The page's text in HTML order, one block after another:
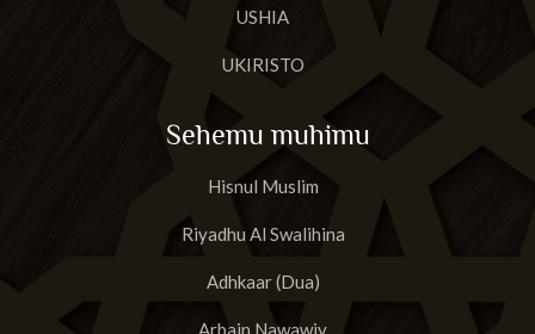
USHIA
UKIRISTO
Sehemu muhimu
Hisnul Muslim
Riyadhu Al Swalihina
Adhkaar (Dua)
Arbain Nawawiy